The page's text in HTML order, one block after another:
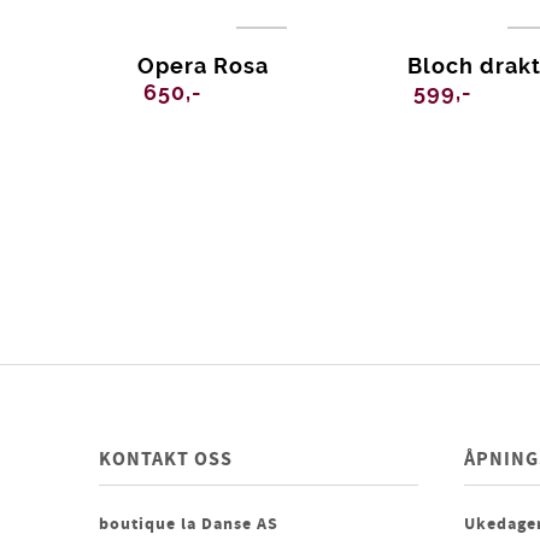
Opera Rosa
650,-
Bloch
599,-
KONTAKT OSS
boutique la Danse AS